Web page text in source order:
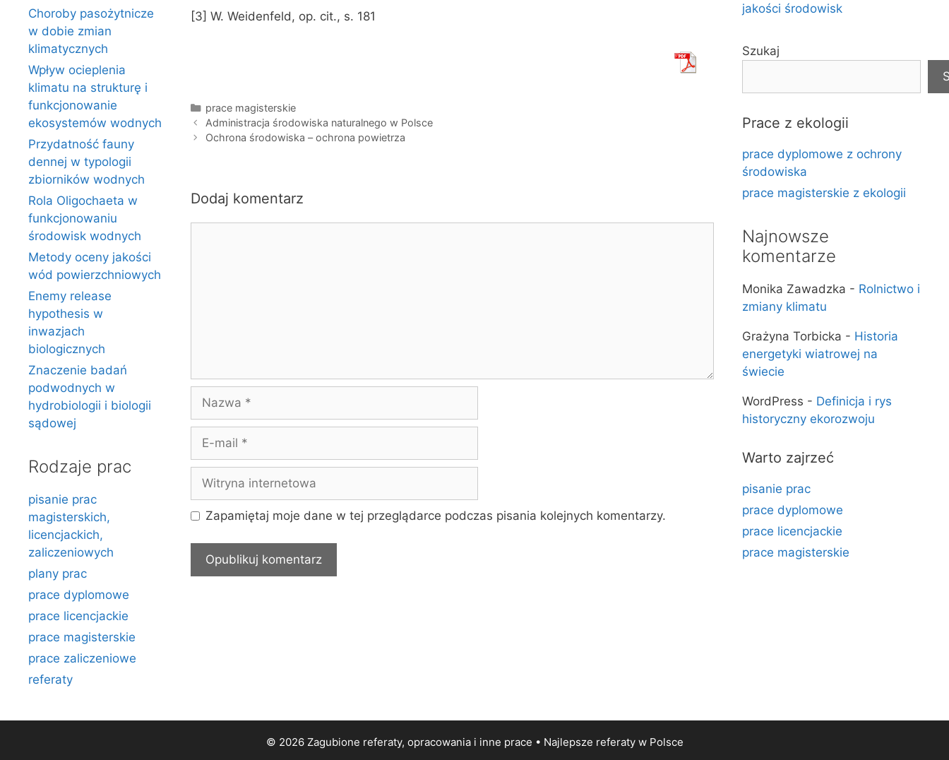
[3] W. Weidenfeld, op. cit., s. 181
Kategorie
prace magisterskie
Administracja środowiska naturalnego w Polsce
Ochrona środowiska – ochrona powietrza
Dodaj komentarz
Nazwa
Witryna
internetowa
Zapamiętaj moje dane w tej przeglądarce podczas pisania kolejnych komentarzy.
Choroby pasożytnicze
w dobie zmian
klimatycznych
Wpływ ocieplenia
klimatu na strukturę i
funkcjonowanie
ekosystemów wodnych
Przydatność fauny
dennej w typologii
zbiorników wodnych
Rola Oligochaeta w
funkcjonowaniu
środowisk wodnych
Metody oceny jakości
wód powierzchniowych
Enemy release
hypothesis w
inwazjach
biologicznych
Znaczenie badań
podwodnych w
hydrobiologii i biologii
sądowej
Rodzaje prac
pisanie prac
magisterskich,
licencjackich,
zaliczeniowych
plany prac
prace dyplomowe
prace licencjackie
prace magisterskie
prace zaliczeniowe
referaty
jakości środowisk
Szukaj
Prace z ekologii
prace dyplomowe z ochrony
środowiska
prace magisterskie z ekologii
Najnowsze
komentarze
Monika Zawadzka - Rolnictwo i
zmiany klimatu
Grażyna Torbicka - Historia
energetyki wiatrowej na
świecie
WordPress - Definicja i rys
historyczny ekorozwoju
Warto zajrzeć
pisanie prac
prace dyplomowe
prace licencjackie
prace magisterskie
© 2026 Zagubione referaty, opracowania i inne prace • Najlepsze referatyw Polsce